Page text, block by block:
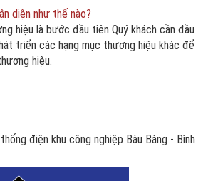
diện như thế nào?
hiệu là bước đầu tiên Quý khách cần đầu
triển các hạng mục thương hiệu khác để
hiệu.
điện khu công nghiệp Bàu Bàng - Bình